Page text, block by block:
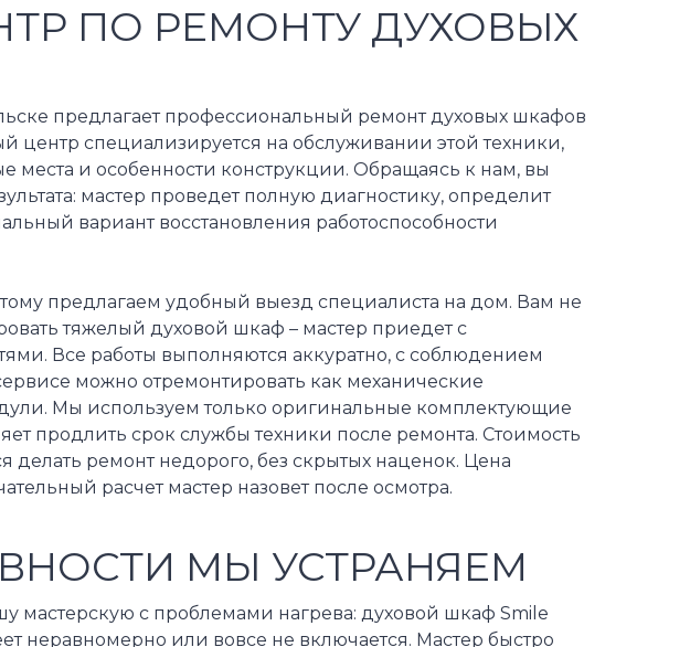
ПО РЕМОНТУ ДУХОВЫХ
предлагает профессиональный ремонт духовых шкафов
центр специализируется на обслуживании этой техники,
места и особенности конструкции. Обращаясь к нам, вы
мастер проведет полную диагностику, определит
вариант восстановления работоспособности
предлагаем удобный выезд специалиста на дом. Вам не
тяжелый духовой шкаф – мастер приедет с
Все работы выполняются аккуратно, с соблюдением
можно отремонтировать как механические
Мы используем только оригинальные комплектующие
продлить срок службы техники после ремонта. Стоимость
делать ремонт недорого, без скрытых наценок. Цена
расчет мастер назовет после осмотра.
МЫ УСТРАНЯЕМ
мастерскую с проблемами нагрева: духовой шкаф Smile
неравномерно или вовсе не включается. Мастер быстро